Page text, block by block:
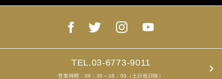
し、同意を得ます。
(4) お客様が未成年者の場合、親権者の同意を得ます。
た、お申込のあった旅行の手配及び旅程の管理のために、
以下の当社のグループ企業とお客様情報を共有する場合が
ありますが、厳重に管理・保管いたします。
TEL.03-6773-9011
営業時間：09：30～18：00（土日祝日除）